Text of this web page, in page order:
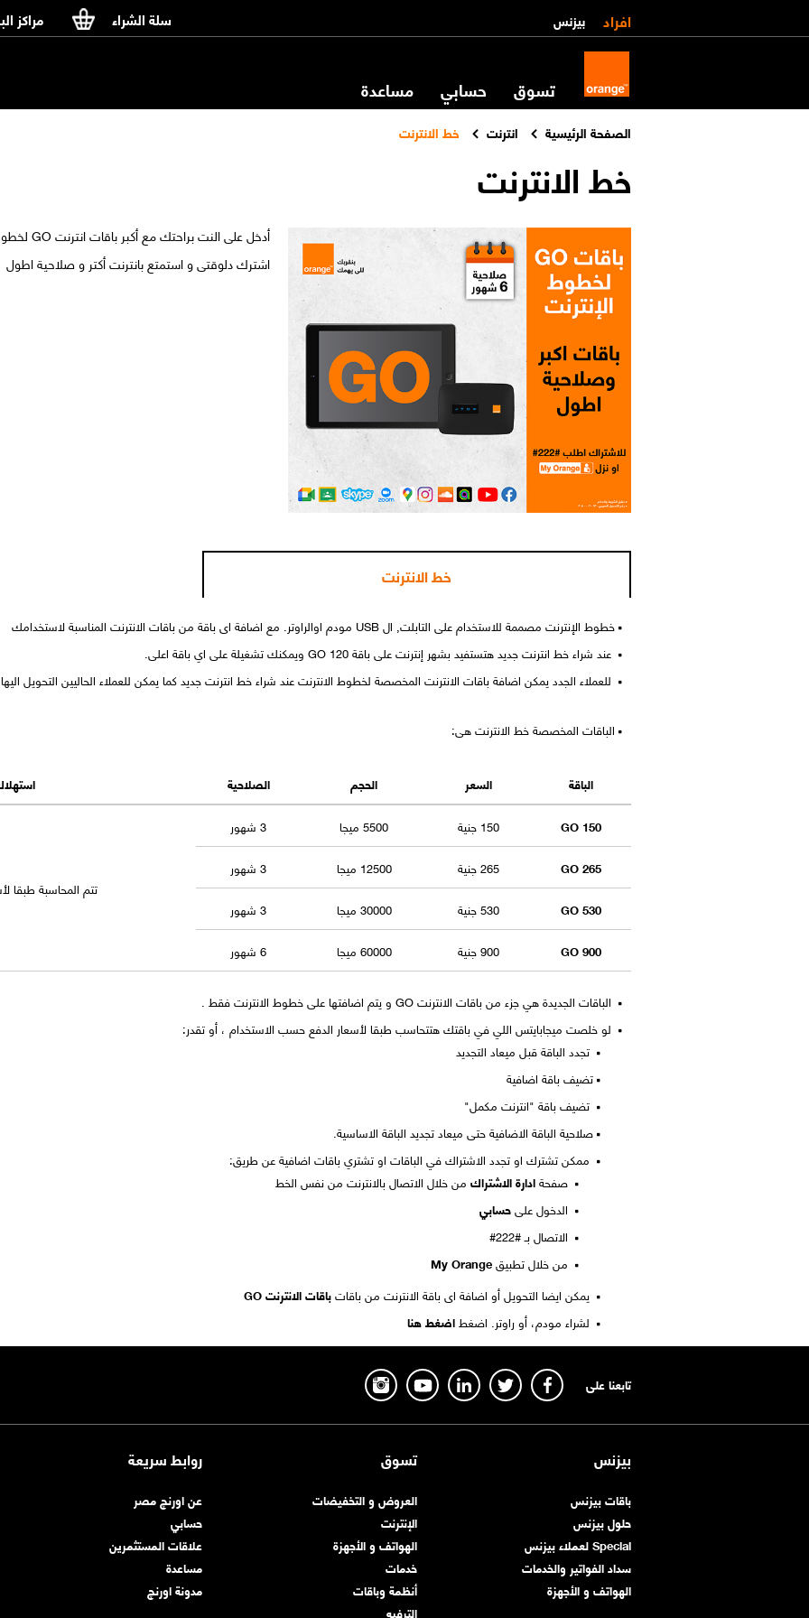
افراد بيزنس سلة الشراء مراكز
تسوق حسابي مساعدة
الصفحة الرئيسية انترنت خط الانترنت
خط الانترنت
أدخل على النت براحتك مع أكبر باقات انترنت GO لخطوط الانترنت
اشترك دلوقتى و استمتع بانترنت أكتر و صلاحية اطول
خط الانترنت
خطوط الإنترنت مصممة للاستخدام على التابلت, ال USB مودم اوالراوتر. مع اضافة اى باقة من باقات الانترنت المناسبة لاستخدامك
عند شراء خط انترنت جديد هتستفيد بشهر إنترنت على باقة GO 120 ويمكنك تشغيلة على اي باقة اعلى.
للعملاء الجدد يمكن اضافة باقات الانترنت المخصصة لخطوط الانترنت عند شراء خط انترنت جديد كما يمكن للعملاء الحاليين التحويل
الباقات المخصصة خط الانترنت هى:
الباقة السعر الحجم الصلاحية
GO 150
150 جنية 5500 ميجا 3 شهور
تتم المحاسبة طبقا
GO 265 265 جنية 12500 ميجا
3 شهور
GO 530
530 جنية 30000 ميجا
3 شهور
GO 900
900 جنية 60000 ميجا 6 شهور
الباقات الجديدة هي جزء من باقات الانترنت GO و يتم اضافتها على خطوط الانترنت فقط .
لو خلصت ميجابايتس اللي في باقتك هتتحاسب طبقا لأسعار الدفع حسب الاستخدام ، أو تقدر:
تجدد الباقة قبل ميعاد التجديد
تضيف باقة اضافية
تضيف باقة "انترنت مكمل"
صلاحية الباقة الاضافية حتى ميعاد تجديد الباقة الاساسية.
ممكن تشترك او تجدد الاشتراك في الباقات او تشتري باقات اضافية عن طريق:
صفحةادارة الاشتراك من خلال الاتصال بالانترنت من نفس الخط
الدخول علىحسابي
الاتصال بـ #222#
من خلال تطبيقMy Orange
يمكن ايضا التحويل أو اضافة اى باقة الانترنت من باقاتباقات الانترنت GO
لشراء مودم، أو راوتر. اضغطاضغط هنا
تابعنا على
بيزنس
باقات بيزنس
حلول بيزنس
Special لعملاء بيزنس
سداد الفواتير والخدمات
الهواتف و الأجهزة
تسوق
العروض و التخفيضات
الإنترنت
الهواتف و الأجهزة
خدمات
أنظمة وباقات
الترفيه
روابط سريعة
عن اورنچ مصر
حسابي
علاقات المستثمرين
مساعدة
مدونة اورنچ